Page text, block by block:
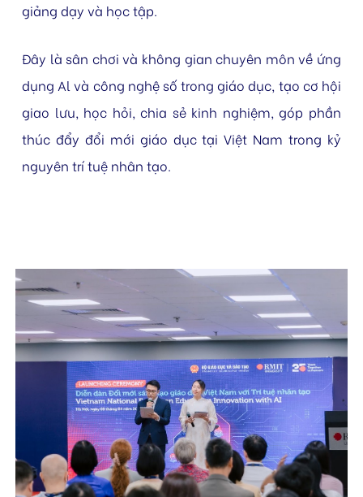
giảng dạy và học tập.
Đây là sân chơi và không gian chuyên môn về ứng
dụng Al và công nghệ số trong giáo dục, tạo cơ hội
giao lưu, học hỏi, chia sẻ kinh nghiệm, góp phần
thúc đẩy đổi mới giáo dục tại Việt Nam trong kỷ
nguyên trí tuệ nhân tạo.